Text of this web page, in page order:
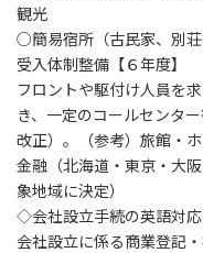
観光
○簡易宿所（古民家、別
受入体制整備【６年度】
フロントや駆付け人員を
き、一定のコールセンタ
改正）。（参考）旅館・
金融（北海道・東京・大
象地域に決定）
◇会社設立手続の英語対応
会社設立に係る商業登記